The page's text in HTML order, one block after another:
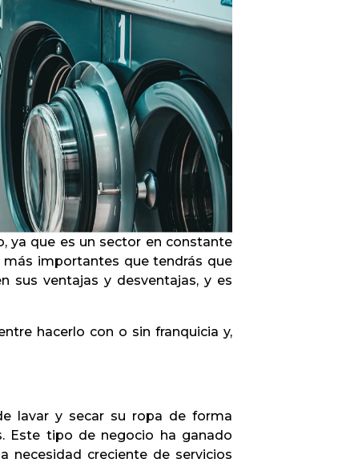
Infórmate
ya que es un sector en constante
importantes que tendrás que
sus ventajas y desventajas, y es
hacerlo con o sin franquicia y,
lavar y secar su ropa de forma
Este tipo de negocio ha ganado
necesidad creciente de servicios